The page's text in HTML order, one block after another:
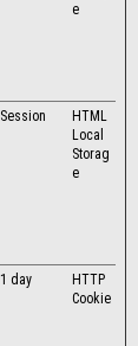
e
Session
HTML
Local
Storag
e
1 day
HTTP
Cookie